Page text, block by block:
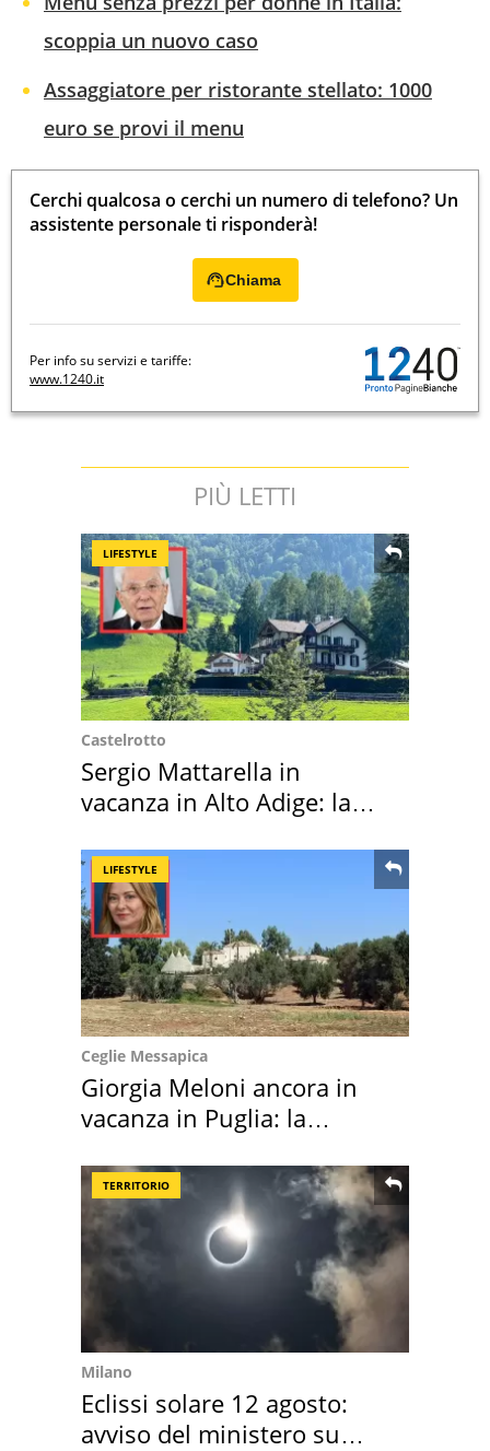
scoppia un nuovo caso
Assaggiatore per ristorante stellato: 1000
euro se provi il menu
Cerchi qualcosa o cerchi un numero di telefono? Un
assistente personale ti risponderà!
Chiama
Per info su servizi e tariffe:
www.1240.it
PIÙ LETTI
LIFESTYLE
Castelrotto
Sergio Mattarella in
vacanza in Alto Adige: la
LIFESTYLE
Ceglie Messapica
Giorgia Meloni ancora in
vacanza in Puglia: la
TERRITORIO
Milano
Eclissi solare 12 agosto:
avviso del ministero su